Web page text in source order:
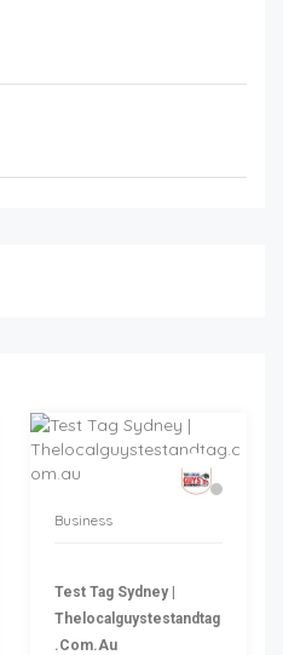
Business
Test Tag Sydney |
Thelocalguystestandtag
.com.au